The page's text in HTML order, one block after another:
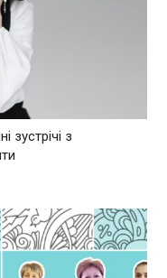
зустрічі з